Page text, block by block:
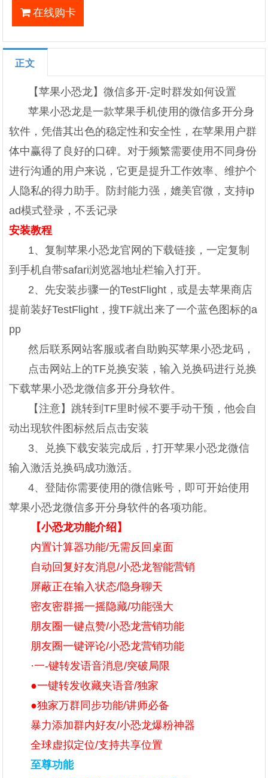
在线购卡
正文
【苹果小恐龙】微信多开-定时群发如何设置
苹果小恐龙是一款苹果手机使用的微信多开分身
软件，凭借其出色的稳定性和安全性，在苹果用户群
体中赢得了良好的口碑。对于频繁需要使用不同身份
进行沟通的用户来说，它更是提升工作效率、维护个
人隐私的得力助手。防封能力强，媲美官微，支持ip
ad模式登录，不丢记录
安装教程
1、复制苹果小恐龙官网的下载链接，一定复制
到手机自带safari浏览器地址栏输入打开。
2、先安装步骤一的TestFlight，或是去苹果商店
提前装好TestFlight，搜TF就出来了一个蓝色图标的a
pp
然后联系网站客服或者自助购买苹果小恐龙码，
点击网站上的TF兑换安装，输入兑换码进行兑换
下载苹果小恐龙微信多开分身软件。
【注意】跳转到TF里时候不要手动干预，他会自
动出现软件图标然后点击安装
3、兑换下载安装完成后，打开苹果小恐龙微信
输入激活兑换码成功激活。
4、登陆你需要使用的微信账号，即可开始使用
苹果小恐龙微信多开分身软件的各项功能。
【小恐龙功能介绍】
内置计算器功能/无需反回桌面
自动回复好友消息/小恐龙智能营销
屏蔽正在输入状态/隐身聊天
密友密群摇一摇隐藏/功能强大
朋友圈一键点赞/小恐龙营销功能
朋友圈一键评论/小恐龙营销功能
·一-键转发语音消息/突破局限
●一键转发收藏夹语音/独家
●独家万群同步功能/讲师必备
暴力添加群内好友/小恐龙爆粉神器
全球虚拟定位/支持共享位置
至尊功能